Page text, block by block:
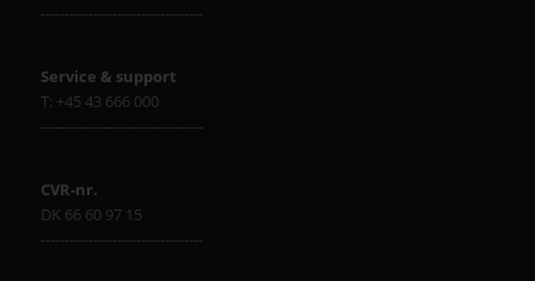
----------------------------------
Service & support
T: +45 43 666 000
----------------------------------
CVR-nr.
DK 66 60 97 15
----------------------------------